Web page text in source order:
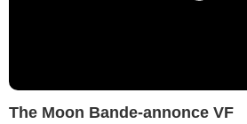
The Moon Bande-annonce VF